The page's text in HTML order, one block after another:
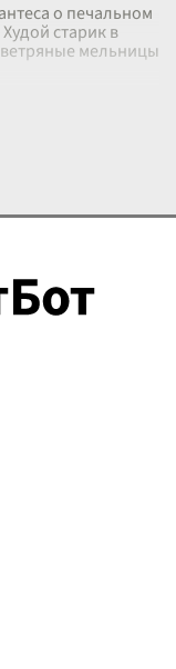
о печальном
старик в
мельницы